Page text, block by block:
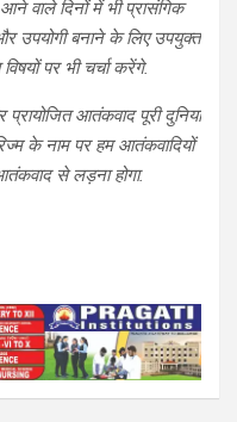
वाले दिनों में भी प्रासंगिक
उपयोगी बनाने के लिए उपयुक्त
पर भी चर्चा करेंगे.
आतंकवाद पूरी दुनिया
के नाम पर हम आतंकवादियों
से लड़ना होगा.